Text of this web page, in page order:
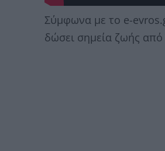
Σύμφωνα με το e-
δώσει σημεία ζωής